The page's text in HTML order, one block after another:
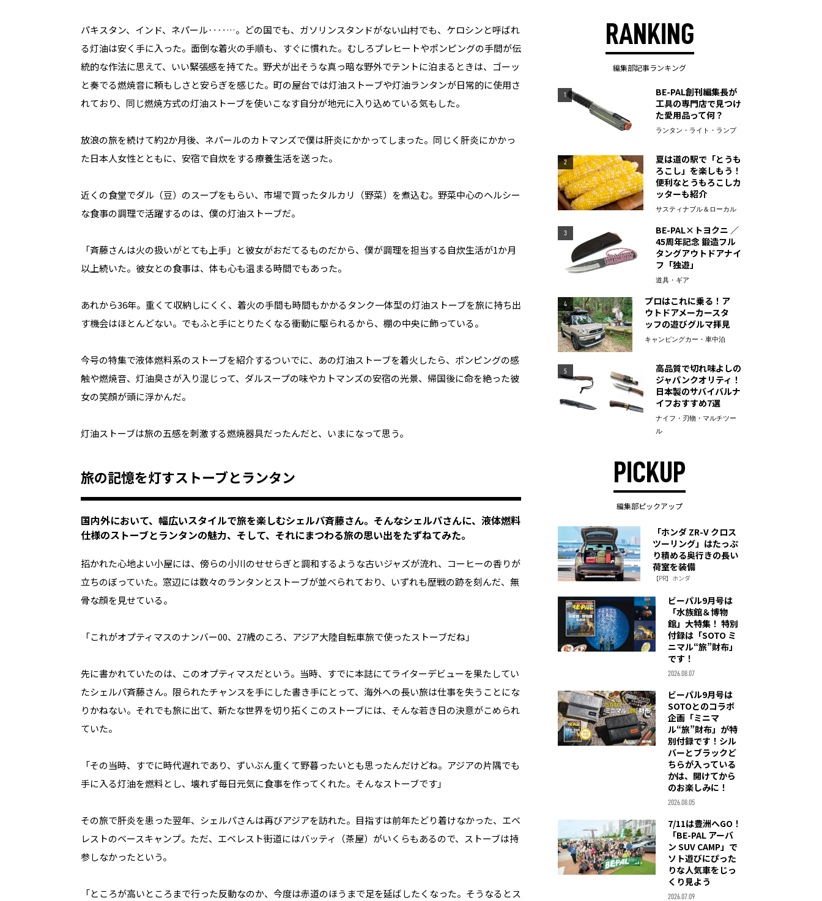
パキスタン、インド、ネパール‥‥…。どの国でも、ガソリンスタンドがない山村でも、ケロシンと呼ばれ
る灯油は安く手に入った。面倒な着火の手順も、すぐに慣れた。むしろプレヒートやポンピングの手間が伝
統的な作法に思えて、いい緊張感を持てた。野犬が出そうな真っ暗な野外でテントに泊まるときは、ゴーッ
と奏でる燃焼音に頼もしさと安らぎを感じた。町の屋台では灯油ストーブや灯油ランタンが日常的に使用さ
れており、同じ燃焼方式の灯油ストーブを使いこなす自分が地元に入り込めている気もした。
放浪の旅を続けて約2か月後、ネパールのカトマンズで僕は肝炎にかかってしまった。同じく肝炎にかかっ
た日本人女性とともに、安宿で自炊をする療養生活を送った。
近くの食堂でダル（豆）のスープをもらい、市場で買ったタルカリ（野菜）を煮込む。野菜中心のヘルシー
な食事の調理で活躍するのは、僕の灯油ストーブだ。
「斉藤さんは火の扱いがとても上手」と彼女がおだてるものだから、僕が調理を担当する自炊生活が1か月
以上続いた。彼女との食事は、体も心も温まる時間でもあった。
あれから36年。重くて収納しにくく、着火の手間も時間もかかるタンク一体型の灯油ストーブを旅に持ち出
す機会はほとんどない。でもふと手にとりたくなる衝動に駆られるから、棚の中央に飾っている。
今号の特集で液体燃料系のストーブを紹介するついでに、あの灯油ストーブを着火したら、ポンピングの感
触や燃焼音、灯油臭さが入り混じって、ダルスープの味やカトマンズの安宿の光景、帰国後に命を絶った彼
女の笑顔が頭に浮かんだ。
灯油ストーブは旅の五感を刺激する燃焼器具だったんだと、いまになって思う。
旅の記憶を灯すストーブとランタン
国内外において、幅広いスタイルで旅を楽しむシェルパ斉藤さん。そんなシェルパさんに、液体燃料
仕様のストーブとランタンの魅力、そして、それにまつわる旅の思い出をたずねてみた。
招かれた心地よい小屋には、傍らの小川のせせらぎと調和するような古いジャズが流れ、コーヒーの香りが
立ちのぼっていた。窓辺には数々のランタンとストーブが並べられており、いずれも歴戦の跡を刻んだ、無
骨な顔を見せている。
「これがオプティマスのナンバー00、27歳のころ、アジア大陸自転車旅で使ったストーブだね」
先に書かれていたのは、このオプティマスだという。当時、すでに本誌にてライターデビューを果たしてい
たシェルパ斉藤さん。限られたチャンスを手にした書き手にとって、海外への長い旅は仕事を失うことにな
りかねない。それでも旅に出て、新たな世界を切り拓く――このストーブには、そんな若き日の決意がこめられ
ていた。
「その当時、すでに時代遅れであり、ずいぶん重くて野暮ったいとも思ったんだけどね。アジアの片隅でも
手に入る灯油を燃料とし、壊れず毎日元気に食事を作ってくれた。そんなストーブです」
その旅で肝炎を患った翌年、シェルパさんは再びアジアを訪れた。目指すは前年たどり着けなかった、エベ
レストのベースキャンプ。ただ、エベレスト街道にはバッティ（茶屋）がいくらもあるので、ストーブは持
参しなかったという。
「ところが高いところまで行った反動なのか、今度は赤道のほうまで足を延ばしたくなった。そうなるとス
RANKING
編集部記事ランキング
1
BE-PAL創刊編集長が
工具の専門店で見つけ
た愛用品って何？
ランタン・ライト・ランプ
2
夏は道の駅で「とうも
ろこし」を楽しもう！
便利なとうもろこしカ
ッターも紹介
サスティナブル＆ローカル
3
BE-PAL×トヨクニ ／
45周年記念 鍛造フル
タングアウトドアナイ
フ「独遊」
道具・ギア
4
プロはこれに乗る！ア
ウトドアメーカースタ
ッフの遊びグルマ拝見
キャンピングカー・車中泊
5
高品質で切れ味よしの
ジャパンクオリティ！
日本製のサバイバルナ
イフおすすめ7選
ナイフ・刃物・マルチツー
ル
PICKUP
編集部ピックアップ
「ホンダ ZR-V クロス
ツーリング」はたっぷ
り積める奥行きの長い
荷室を装備
【PR】ホンダ
ビーパル9月号は
「水族館＆博物
館」大特集！ 特別
付録は「SOTO ミ
ニマル“旅”財布」
です！
2026.08.07
ビーパル9月号は
SOTOとのコラボ
企画「ミニマ
ル“旅”財布」が特
別付録です！シル
バーとブラックど
ちらが入っている
かは、開けてから
のお楽しみに！
2026.08.05
7/11は豊洲へGO！
「BE-PAL アーバ
ン SUV CAMP」で
ソト遊びにぴった
りな人気車をじっ
くり見よう
2026.07.09